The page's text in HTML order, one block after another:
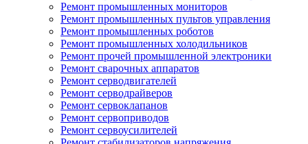
Ремонт промышленных мониторов
Ремонт промышленных пультов управления
Ремонт промышленных роботов
Ремонт промышленных холодильников
Ремонт прочей промышленной электроники
Ремонт сварочных аппаратов
Ремонт серводвигателей
Ремонт серводрайверов
Ремонт сервоклапанов
Ремонт сервоприводов
Ремонт сервоусилителей